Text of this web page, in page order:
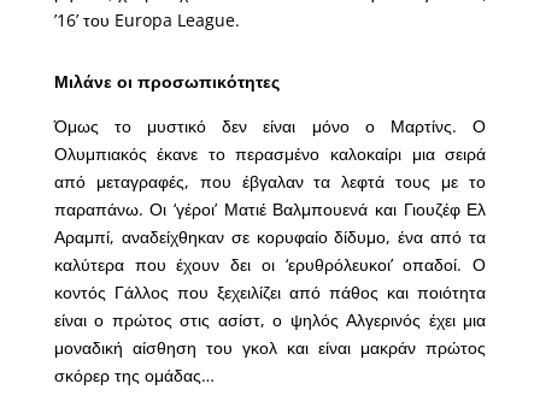
’16’ του Europa League.
Μιλάνε οι προσωπικότητες
Όμως το μυστικό δεν είναι μόνο ο Μαρτίνς. Ο
Ολυμπιακός έκανε το περασμένο καλοκαίρι μια σειρά
από μεταγραφές, που έβγαλαν τα λεφτά τους με το
παραπάνω. Οι ‘γέροι’ Ματιέ Βαλμπουενά και Γιουζέφ Ελ
Αραμπί, αναδείχθηκαν σε κορυφαίο δίδυμο, ένα από τα
καλύτερα που έχουν δει οι ‘ερυθρόλευκοι’ οπαδοί. Ο
κοντός Γάλλος που ξεχειλίζει από πάθος και ποιότητα
είναι ο πρώτος στις ασίστ, ο ψηλός Αλγερινός έχει μια
μοναδική αίσθηση του γκολ και είναι μακράν πρώτος
σκόρερ της ομάδας…